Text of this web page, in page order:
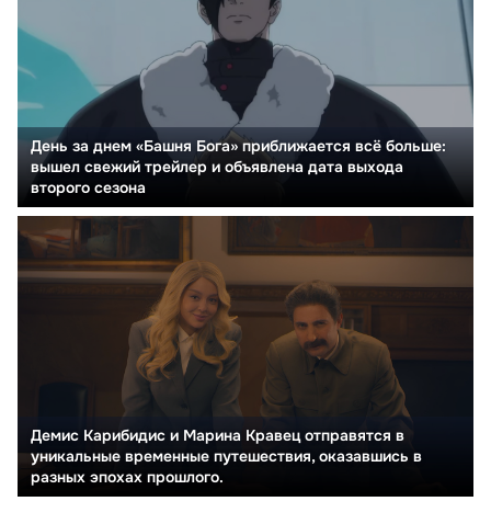
День за днем «Башня Бога» приближается всё больше:
вышел свежий трейлер и объявлена дата выхода
второго сезона
Демис Карибидис и Марина Кравец отправятся в
уникальные временные путешествия, оказавшись в
разных эпохах прошлого.